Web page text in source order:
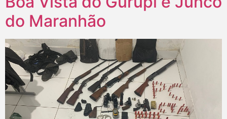
do Maranhão